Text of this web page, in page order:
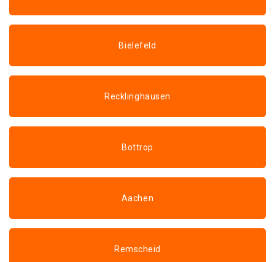
Bielefeld
Recklinghausen
Bottrop
Aachen
Remscheid